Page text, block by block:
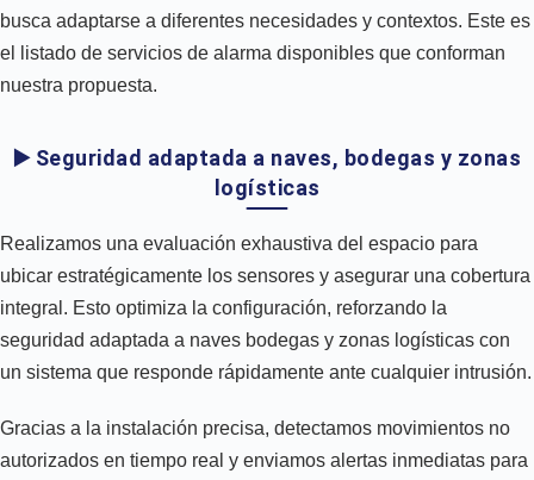
busca adaptarse a diferentes necesidades y contextos. Este es
el listado de servicios de alarma disponibles que conforman
nuestra propuesta.
▶️ Seguridad adaptada a naves, bodegas y zonas
logísticas
Realizamos una evaluación exhaustiva del espacio para
ubicar estratégicamente los sensores y asegurar una cobertura
integral. Esto optimiza la configuración, reforzando la
seguridad adaptada a naves bodegas y zonas logísticas con
un sistema que responde rápidamente ante cualquier intrusión.
Gracias a la instalación precisa, detectamos movimientos no
autorizados en tiempo real y enviamos alertas inmediatas para